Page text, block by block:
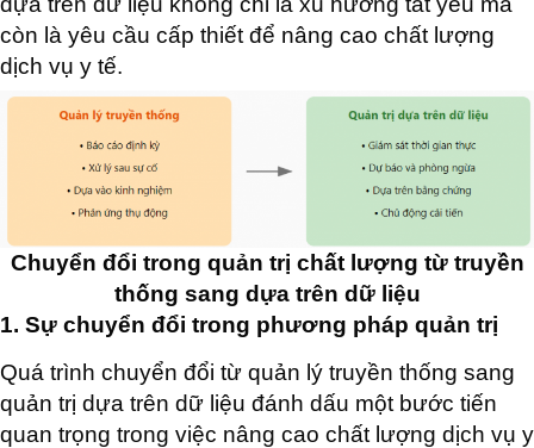
còn là yêu cầu cấp thiết để nâng cao chất lượng
dịch vụ y tế.
Chuyển đổi trong quản trị chất lượng từ truyền
thống sang dựa trên dữ liệu
1. Sự chuyển đổi trong phương pháp quản trị
Quá trình chuyển đổi từ quản lý truyền thống sang
quản trị dựa trên dữ liệu đánh dấu một bước tiến
quan trọng trong việc nâng cao chất lượng dịch vụ y